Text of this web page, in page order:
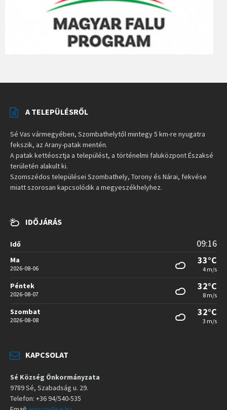
A TELEPÜLÉSRŐL
Sé Vas vármegyében, Szombathelytől mintegy 5 km-re nyugatra
fekszik, az Arany-patak mentén.
A patak kettéosztja a települést, a történelmi faluközpont Északsé
területén alakult ki.
Szomszédos települései Szombathely, Torony és Nárai, fekvése
miatt szorosan kapcsolódik a megyeszékhelyhez.
IDŐJÁRÁS
Idő 09:16
Ma
2026-08-06
33°C
4 m/s
Péntek
2026-08-07
32°C
8 m/s
Szombat
2026-08-08
32°C
3 m/s
KAPCSOLAT
Sé Község Önkormányzata
9789 Sé, Szabadság u. 29.
Telefon: +36 94/540-535